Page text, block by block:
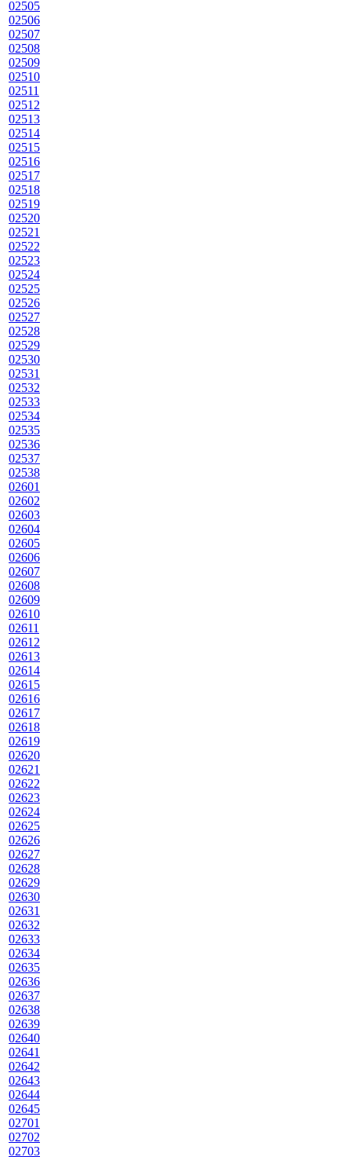
02505
02506
02507
02508
02509
02510
02511
02512
02513
02514
02515
02516
02517
02518
02519
02520
02521
02522
02523
02524
02525
02526
02527
02528
02529
02530
02531
02532
02533
02534
02535
02536
02537
02538
02601
02602
02603
02604
02605
02606
02607
02608
02609
02610
02611
02612
02613
02614
02615
02616
02617
02618
02619
02620
02621
02622
02623
02624
02625
02626
02627
02628
02629
02630
02631
02632
02633
02634
02635
02636
02637
02638
02639
02640
02641
02642
02643
02644
02645
02701
02702
02703